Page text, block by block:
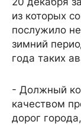
из которых
послужило
зимний
года таких
- Должный
качеством
дорог